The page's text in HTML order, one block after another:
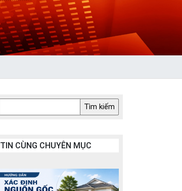
TIN CÙNG CHUYÊN MỤC